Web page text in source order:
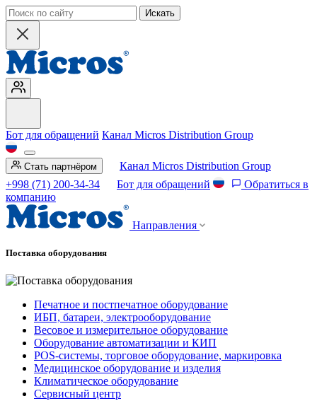
Искать
Бот для обращений Канал Micros Distribution Group
Стать партнёром
Канал Micros Distribution Group
+998 (71) 200-34-34
Бот для обращений
Обратиться в
компанию
Направления
Поставка оборудования
Печатное и постпечатное оборудование
ИБП, батареи, электрооборудование
Весовое и измерительное оборудование
Оборудование автоматизации и КИП
POS-системы, торговое оборудование, маркировка
Медицинское оборудование и изделия
Климатическое оборудование
Сервисный центр